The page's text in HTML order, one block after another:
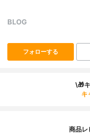
BLOG
フォローする
\🎁
キ
商品レ